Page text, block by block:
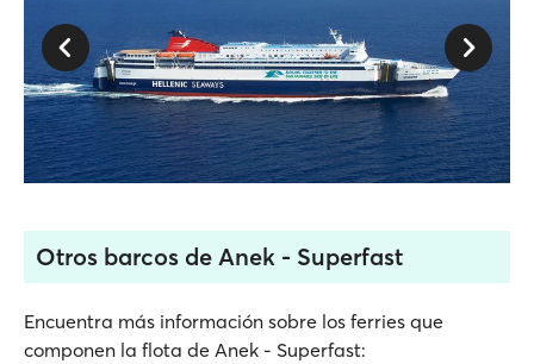
Otros barcos de Anek - Superfast
Encuentra más información sobre los ferries que
componen la flota de Anek - Superfast: